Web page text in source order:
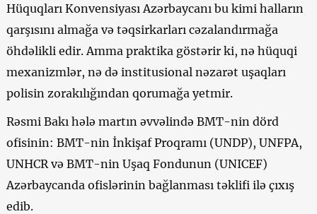
Hüquqları Konvensiyası Azərbaycanı bu kimi halların
qarşısını almağa və təqsirkarları cəzalandırmağa
öhdəlikli edir. Amma praktika göstərir ki, nə hüquqi
mexanizmlər, nə də institusional nəzarət uşaqları
polisin zorakılığından qorumağa yetmir.
Rəsmi Bakı hələ martın əvvəlində BMT-nin dörd
ofisinin: BMT-nin İnkişaf Proqramı (UNDP), UNFPA,
UNHCR və BMT-nin Uşaq Fondunun (UNICEF)
Azərbaycanda ofislərinin bağlanması təklifi ilə çıxış
edib.